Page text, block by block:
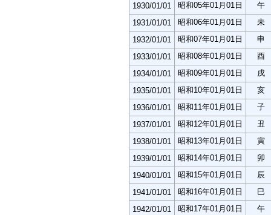
1930/01/01
昭和05年01月01日
午
1931/01/01
昭和06年01月01日
未
1932/01/01
昭和07年01月01日
申
1933/01/01
昭和08年01月01日
酉
1934/01/01
昭和09年01月01日
戌
1935/01/01
昭和10年01月01日
亥
1936/01/01
昭和11年01月01日
子
1937/01/01
昭和12年01月01日
丑
1938/01/01
昭和13年01月01日
寅
1939/01/01
昭和14年01月01日
卯
1940/01/01
昭和15年01月01日
辰
1941/01/01
昭和16年01月01日
巳
1942/01/01
昭和17年01月01日
午